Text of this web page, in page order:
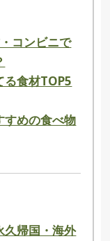
コンビニで
食材TOP5
めの食べ物
帰国・海外